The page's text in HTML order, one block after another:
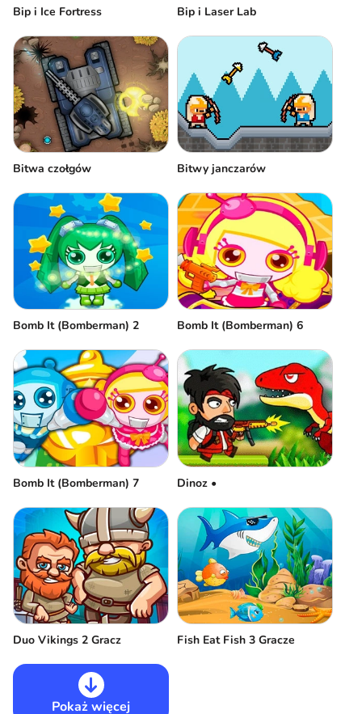
Bip i Ice Fortress Bip i Laser Lab
Bitwa czołgów Bitwy janczarów
Bomb It (Bomberman) 2 Bomb It (Bomberman) 6
Bomb It (Bomberman) 7 Dinoz •
Duo Vikings 2 Gracz Fish Eat Fish 3 Gracze
Pokaż więcej